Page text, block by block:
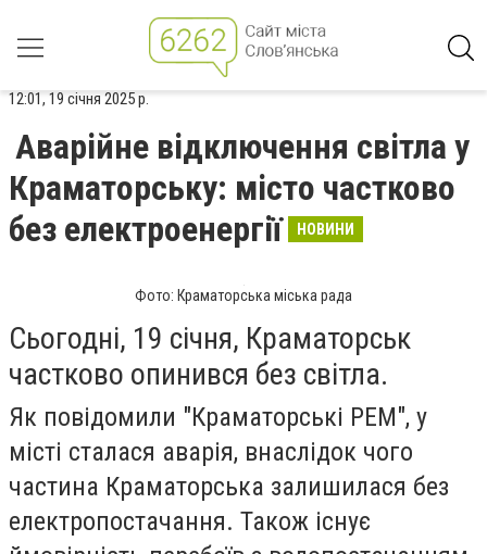
12:01, 19 січня 2025 р.
Аварійне відключення світла у
Краматорську: місто частково
без електроенергії
НОВИНИ
Фото: Краматорська міська рада
Сьогодні, 19 січня, Краматорськ
частково опинився без світла.
Як повідомили "Краматорські РЕМ", у
місті сталася аварія, внаслідок чого
частина Краматорська залишилася без
електропостачання. Також існує